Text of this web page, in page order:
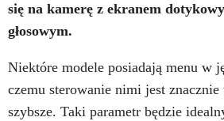
się na kamerę z ekranem
głosowym.
Niektóre modele posiadają menu w
czemu sterowanie nimi jest
szybsze. Taki parametr będzie